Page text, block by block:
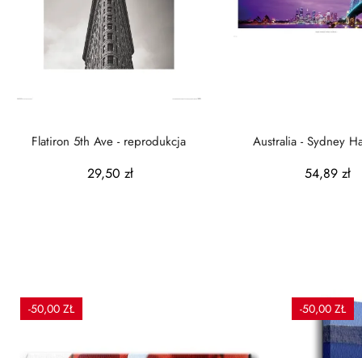
Flatiron 5th Ave - reprodukcja
29,50 zł
Australia - Sydney
54,89 zł
-50,00 ZŁ -50,00 ZŁ